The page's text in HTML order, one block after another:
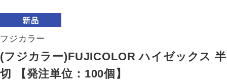
フジカラー
(フジカラー)FUJICOLOR ハイゼックス 半
切 【発注単位：100個】